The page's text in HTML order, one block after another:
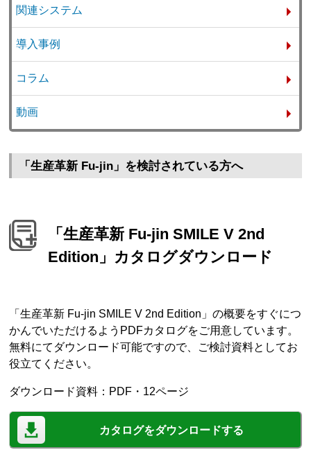
関連システム
導入事例
コラム
動画
「生産革新 Fu-jin」を検討されている方へ
「生産革新 Fu-jin SMILE V 2nd
Edition」カタログダウンロード
「生産革新 Fu-jin SMILE V 2nd Edition」の概要をすぐにつ
かんでいただけるようPDFカタログをご用意しています。
無料にてダウンロード可能ですので、ご検討資料としてお
役立てください。
ダウンロード資料：PDF・12ページ
カタログをダウンロードする